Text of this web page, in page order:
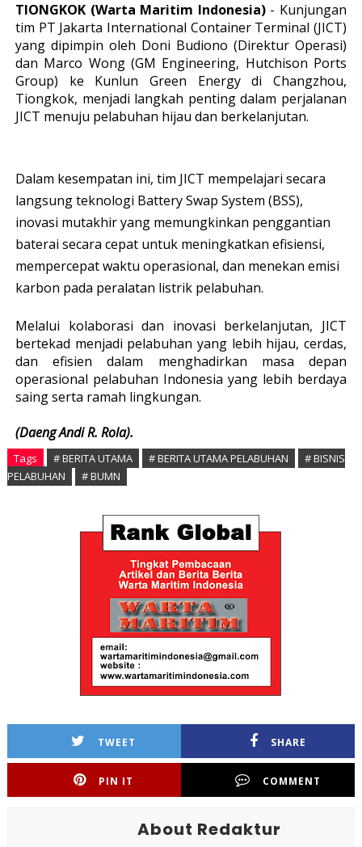
TIONGKOK (Warta Maritim Indonesia) - Kunjungan
tim PT Jakarta International Container Terminal (JICT)
yang dipimpin oleh Doni Budiono (Direktur Operasi)
dan Marco Wong (GM Engineering, Hutchison Ports
Group) ke Kunlun Green Energy di Changzhou,
Tiongkok, menjadi langkah penting dalam perjalanan
JICT menuju pelabuhan hijau dan berkelanjutan.
Dalam kesempatan ini, tim JICT mempelajari secara
langsung teknologi Battery Swap System (BSS),
inovasi mutakhir yang memungkinkan penggantian
baterai secara cepat untuk meningkatkan efisiensi,
mempercepat waktu operasional, dan menekan emisi
karbon pada peralatan listrik pelabuhan.
Melalui kolaborasi dan inovasi berkelanjutan, JICT
bertekad menjadi pelabuhan yang lebih hijau, cerdas,
dan efisien dalam menghadirkan masa depan
operasional pelabuhan Indonesia yang lebih berdaya
saing serta ramah lingkungan.
(Daeng Andi R. Rola).
Tags # BERITA UTAMA # BERITA UTAMA PELABUHAN
# BISNIS
PELABUHAN
# BUMN
TWEET SHARE
PIN IT COMMENT
About Redaktur